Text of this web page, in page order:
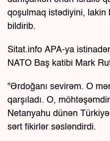
qoşulmaq istədiyini, lakin
bildirib.
Sitat.info APA-ya
NATO Baş katibi Mark
"Ərdoğanı sevirəm. O
qarşıladı. O,
Netanyahu dünən
sərt fikirlər səsləndirdi.